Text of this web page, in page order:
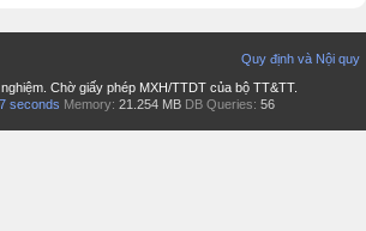
Quy định và Nội quy
Chờ giấy phép MXH/TTDT của bộ TT&TT.
seconds Memory: 21.254 MB DB Queries: 56